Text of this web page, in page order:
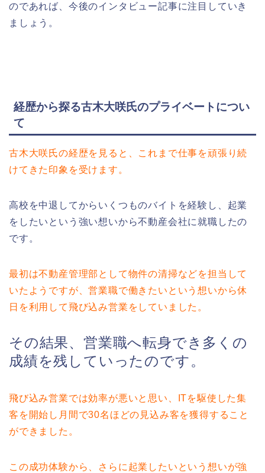
のであれば、今後のインタビュー記事に注目していき
ましょう。
経歴から探る古木大咲氏のプライベートについ
て
古木大咲氏の経歴を見ると、これまで仕事を頑張り続
けてきた印象を受けます。
高校を中退してからいくつものバイトを経験し、起業
をしたいという強い想いから不動産会社に就職したの
です。
最初は不動産管理部として物件の清掃などを担当して
いたようですが、営業職で働きたいという想いから休
日を利用して飛び込み営業をしていました。
その結果、営業職へ転身でき多くの
成績を残していったのです。
飛び込み営業では効率が悪いと思い、ITを駆使した集
客を開始し月間で30名ほどの見込み客を獲得すること
ができました。
この成功体験から、さらに起業したいという想いが強